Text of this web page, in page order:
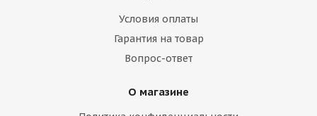
Условия оплаты
Гарантия на товар
Вопрос-ответ
О магазине